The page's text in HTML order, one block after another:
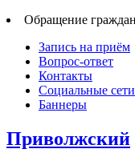
Обращение граждан
Запись на приём
Вопрос-ответ
Контакты
Социальные сети
Баннеры
Приволжский